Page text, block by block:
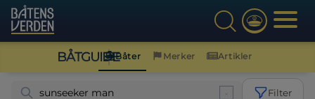
BÅTGUIDEBåter Merker Artikler
Filter